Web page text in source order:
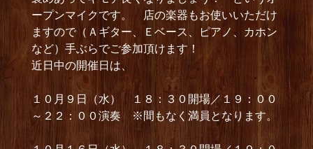
ープンマイクです。 店の楽器もお使いいただけ
ますので（Ａギター、Ｅベース、ピアノ、カホン
など）手ぶらでご参加頂けます！
近日中の開催日は、
１０月９日（水） １８：３０開場／１９：００
～２２：００演奏 ※間もなく満員となります。